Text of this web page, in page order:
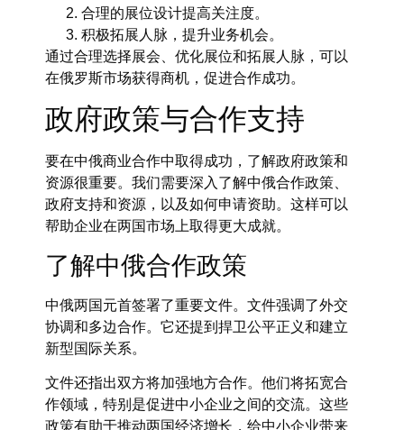
合理的展位设计提高关注度。
积极拓展人脉，提升业务机会。
通过合理选择展会、优化展位和拓展人脉，可以
在俄罗斯市场获得商机，促进合作成功。
政府政策与合作支持
要在中俄商业合作中取得成功，了解政府政策和
资源很重要。我们需要深入了解中俄合作政策、
政府支持和资源，以及如何申请资助。这样可以
帮助企业在两国市场上取得更大成就。
了解中俄合作政策
中俄两国元首签署了重要文件。文件强调了外交
协调和多边合作。它还提到捍卫公平正义和建立
新型国际关系。
文件还指出双方将加强地方合作。他们将拓宽合
作领域，特别是促进中小企业之间的交流。这些
政策有助于推动两国经济增长，给中小企业带来